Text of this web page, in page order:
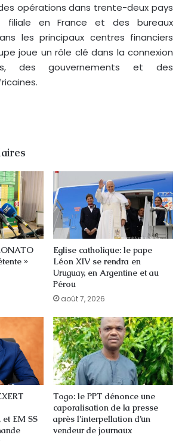
opérations dans trente-deux pays
filiale en France et des bureaux
les principaux centres financiers
joue un rôle clé dans la connexion
des gouvernements et des
»
Eglise catholique: le pape
Léon XIV se rendra en
Uruguay, en Argentine et au
Pérou
août 7, 2026
EM SS
Togo: le PPT dénonce une
caporalisation de la presse
après l’interpellation d’un
vendeur de journaux